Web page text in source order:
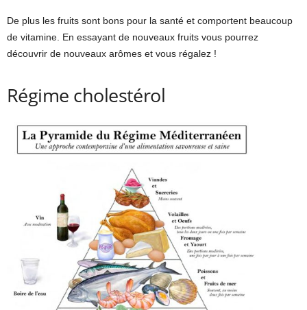
De plus les fruits sont bons pour la santé et comportent beaucoup
de vitamine. En essayant de nouveaux fruits vous pourrez
découvrir de nouveaux arômes et vous régalez !
Régime cholestérol